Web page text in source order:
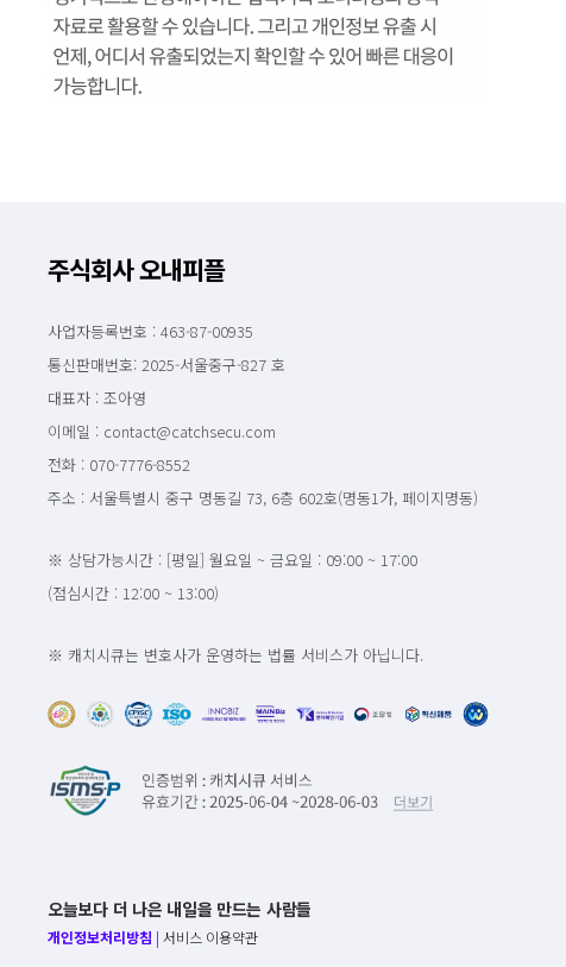
주식회사 오내피플
사업자등록번호 : 463-87-00935
통신판매번호: 2025-서울중구-827 호
대표자 : 조아영
이메일 : contact@catchsecu.com
전화 : 070-7776-8552
주소 : 서울특별시 중구 명동길 73, 6층 602호(명동1가, 페이지명동)
※ 상담가능시간 : [평일] 월요일 ~ 금요일 : 09:00 ~ 17:00
(점심시간 : 12:00 ~ 13:00)
※ 캐치시큐는 변호사가 운영하는 법률 서비스가 아닙니다.
오늘보다 더 나은 내일을 만드는 사람들
개인정보처리방침 | 서비스 이용약관